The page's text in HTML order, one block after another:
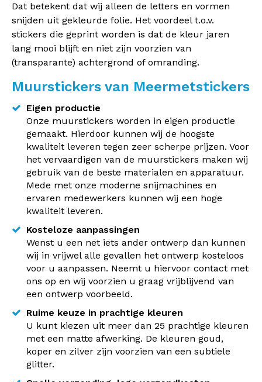
Dat betekent dat wij alleen de letters en vormen
snijden uit gekleurde folie. Het voordeel t.o.v.
stickers die geprint worden is dat de kleur jaren
lang mooi blijft en niet zijn voorzien van
(transparante) achtergrond of omranding.
Muurstickers van Meermetstickers
Eigen productie
Onze muurstickers worden in eigen productie
gemaakt. Hierdoor kunnen wij de hoogste
kwaliteit leveren tegen zeer scherpe prijzen. Voor
het vervaardigen van de muurstickers maken wij
gebruik van de beste materialen en apparatuur.
Mede met onze moderne snijmachines en
ervaren medewerkers kunnen wij een hoge
kwaliteit leveren.
Kosteloze aanpassingen
Wenst u een net iets ander ontwerp dan kunnen
wij in vrijwel alle gevallen het ontwerp kosteloos
voor u aanpassen. Neemt u hiervoor contact met
ons op en wij voorzien u graag vrijblijvend van
een ontwerp voorbeeld.
Ruime keuze in prachtige kleuren
U kunt kiezen uit meer dan 25 prachtige kleuren
met een matte afwerking. De kleuren goud,
koper en zilver zijn voorzien van een subtiele
glitter.